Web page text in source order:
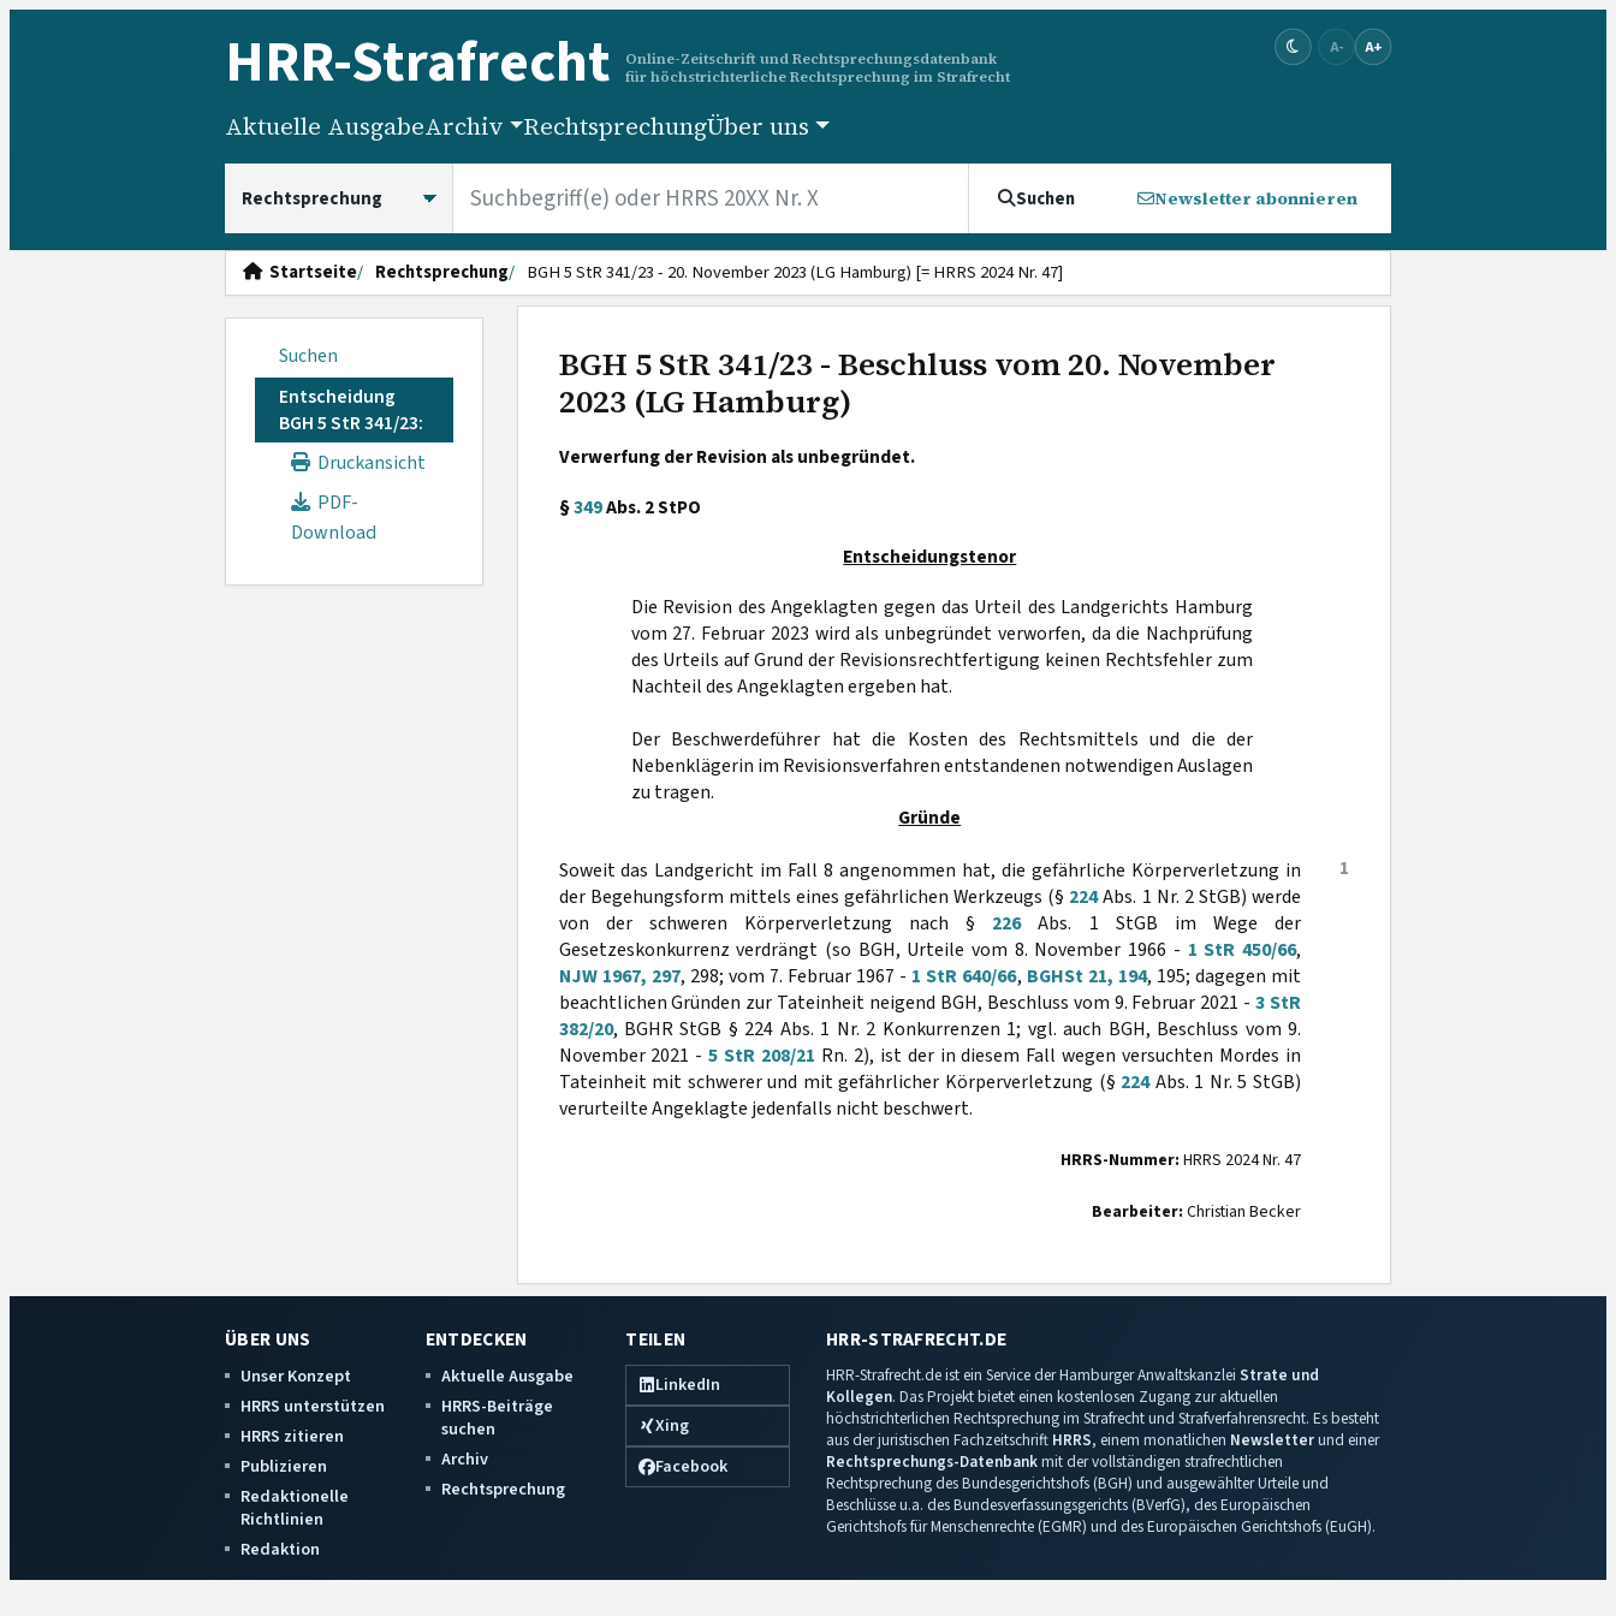
HRR-Strafrecht
Online-Zeitschrift und Rechtsprechungsdatenbank
für höchstrichterliche Rechtsprechung im Strafrecht
A- A+
Aktuelle AusgabeArchiv RechtsprechungÜber uns
Suchen Newsletter abonnieren
Startseite Rechtsprechung BGH 5 StR 341/23 - 20. November 2023 (LG Hamburg) [= HRRS 2024 Nr. 47]
Suchen
Entscheidung
BGH 5 StR 341/23:
Druckansicht
PDF-
Download
BGH 5 StR 341/23 - Beschluss vom 20. November
2023 (LG Hamburg)
Verwerfung der Revision als unbegründet.
§349Abs. 2 StPO
Entscheidungstenor
Die Revision des Angeklagten gegen das Urteil des Landgerichts Hamburg
vom 27. Februar 2023 wird als unbegründet verworfen, da die Nachprüfung
des Urteils auf Grund der Revisionsrechtfertigung keinen Rechtsfehler zum
Nachteil des Angeklagten ergeben hat.
Der Beschwerdeführer hat die Kosten des Rechtsmittels und die der
Nebenklägerin im Revisionsverfahren entstandenen notwendigen Auslagen
zu tragen.
Gründe
1
Soweit das Landgericht im Fall 8 angenommen hat, die gefährliche Körperverletzung in
der Begehungsform mittels eines gefährlichen Werkzeugs (§ 224Abs. 1 Nr. 2 StGB) werde
von der schweren Körperverletzung nach § 226Abs. 1 StGB im Wege der
Gesetzeskonkurrenz verdrängt (so BGH, Urteile vom 8. November 1966 - 1 StR 450/66,
NJW 1967, 297, 298; vom 7. Februar 1967 - 1 StR 640/66, BGHSt 21, 194, 195; dagegen mit
beachtlichen Gründen zur Tateinheit neigend BGH, Beschluss vom 9. Februar 2021 -3 StR
382/20, BGHR StGB § 224 Abs. 1 Nr. 2 Konkurrenzen 1; vgl. auch BGH, Beschluss vom 9.
November 2021 -5 StR 208/21 Rn. 2), ist der in diesem Fall wegen versuchten Mordes in
Tateinheit mit schwerer und mit gefährlicher Körperverletzung (§ 224Abs. 1 Nr. 5 StGB)
verurteilte Angeklagte jedenfalls nicht beschwert.
HRRS-Nummer: HRRS 2024 Nr. 47
Bearbeiter: Christian Becker
ÜBER UNS
Unser Konzept
HRRS unterstützen
HRRS zitieren
Publizieren
Redaktionelle
Richtlinien
Redaktion
ENTDECKEN
Aktuelle Ausgabe
HRRS-Beiträge
suchen
Archiv
Rechtsprechung
TEILEN
LinkedIn
Xing
Facebook
HRR-STRAFRECHT.DE
HRR-Strafrecht.de ist ein Service der Hamburger Anwaltskanzlei Strate und
Kollegen. Das Projekt bietet einen kostenlosen Zugang zur aktuellen
höchstrichterlichen Rechtsprechung im Strafrecht und Strafverfahrensrecht. Es besteht
aus der juristischen Fachzeitschrift HRRS, einem monatlichen Newsletterund einer
Rechtsprechungs-Datenbankmit der vollständigen strafrechtlichen
Rechtsprechung des Bundesgerichtshofs (BGH) und ausgewählter Urteile und
Beschlüsse u.a. des Bundesverfassungsgerichts (BVerfG), des Europäischen
Gerichtshofs für Menschenrechte (EGMR) und des Europäischen Gerichtshofs (EuGH).